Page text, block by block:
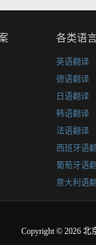
各类语
英语翻译
德语翻译
日语翻译
韩语翻译
法语翻译
西班牙语
葡萄牙语
意大利语
Copyright © 2026 北